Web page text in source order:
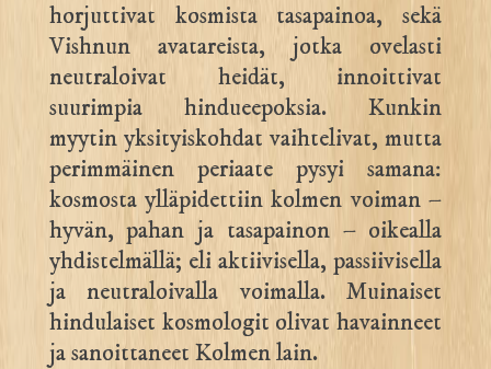
horjuttivat kosmista tasapainoa, sekä
Vishnun avatareista, jotka ovelasti
neutraloivat heidät, innoittivat
suurimpia hindueepoksia. Kunkin
myytin yksityiskohdat vaihtelivat, mutta
perimmäinen periaate pysyi samana:
kosmosta ylläpidettiin kolmen voiman –
hyvän, pahan ja tasapainon – oikealla
yhdistelmällä; eli aktiivisella, passiivisella
ja neutraloivalla voimalla. Muinaiset
hindulaiset kosmologit olivat havainneet
ja sanoittaneet Kolmen lain.